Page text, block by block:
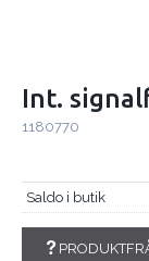
Int.
1180770
Saldo i butik